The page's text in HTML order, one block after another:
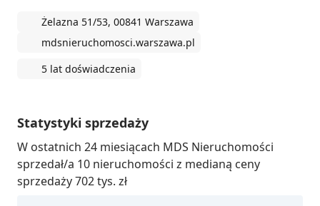
Żelazna 51/53, 00841 Warszawa
mdsnieruchomosci.warszawa.pl
5 lat doświadczenia
Statystyki sprzedaży
W ostatnich 24 miesiącach MDS Nieruchomości
sprzedał/a 10 nieruchomości z medianą ceny
sprzedaży 702 tys. zł